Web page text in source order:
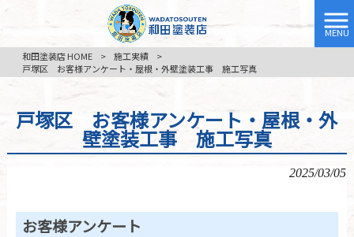
MENU
和田塗装店 HOME
> 施工実績
>
戸塚区 お客様アンケート・屋根・外壁塗装工事 施工写真
戸塚区 お客様アンケート・屋根・外
壁塗装工事 施工写真
2025/03/05
お客様アンケート